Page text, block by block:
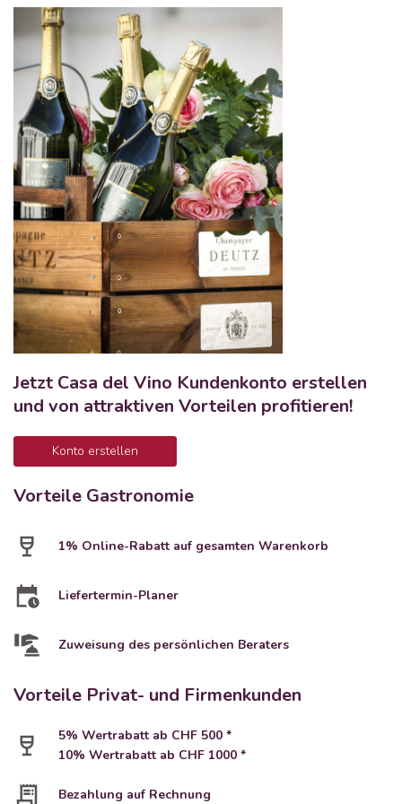
Jetzt Casa del Vino Kundenkonto erstellen
und von attraktiven Vorteilen profitieren!
Konto erstellen
Vorteile Gastronomie
1% Online-Rabatt auf gesamten Warenkorb
Liefertermin-Planer
Zuweisung des persönlichen Beraters
Vorteile Privat- und Firmenkunden
5% Wertrabatt ab CHF 500 *
10% Wertrabatt ab CHF 1000 *
Bezahlung auf Rechnung